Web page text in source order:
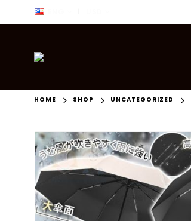
|
HOME SHOP UNCATEGORIZED